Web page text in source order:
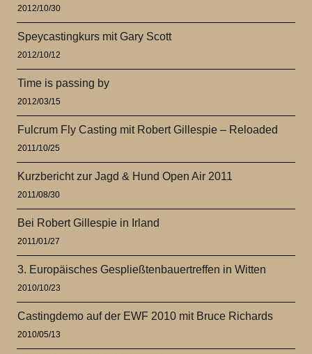
2012/10/30
Speycastingkurs mit Gary Scott
2012/10/12
Time is passing by
2012/03/15
Fulcrum Fly Casting mit Robert Gillespie – Reloaded
2011/10/25
Kurzbericht zur Jagd & Hund Open Air 2011
2011/08/30
Bei Robert Gillespie in Irland
2011/01/27
3. Europäisches Gespließtenbauertreffen in Witten
2010/10/23
Castingdemo auf der EWF 2010 mit Bruce Richards
2010/05/13